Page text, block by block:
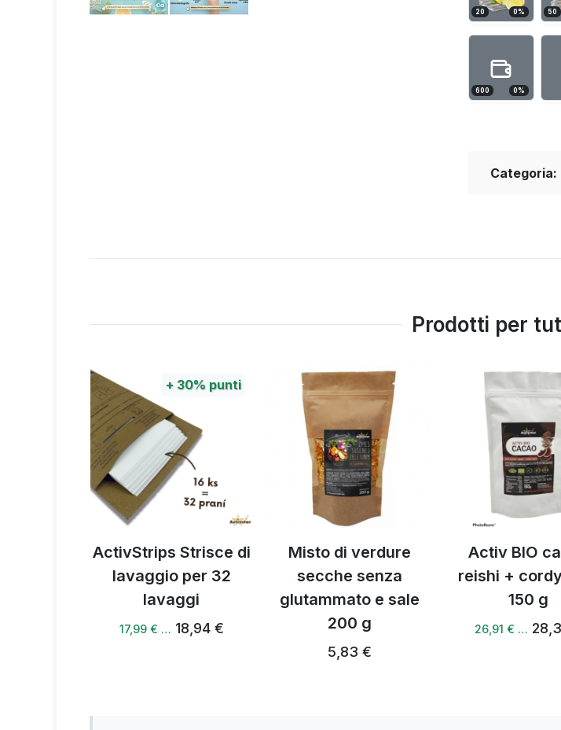
20 0% 50
600 0%
Categoria:
Prodotti per
+ 30%punti
ActivStrips Strisce di
lavaggio per 32
lavaggi
17,99 € … 18,94 €
Misto di verdure
secche senza
glutammato e sale
200 g
5,83 €
Activ BIO
reishi +
150 g
26,91 € …